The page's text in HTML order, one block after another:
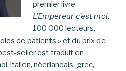
premier livre
L’Empereur c’est moi.
100 000 lecteurs,
de patients » et du prix de
seller est traduit en
italien, néerlandais, grec,